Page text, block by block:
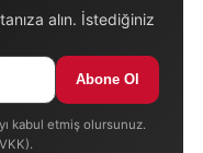
alın. İstediğiniz
Abone Ol
kabul etmiş olursunuz.